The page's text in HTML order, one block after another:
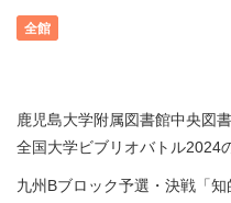
全館
鹿児島大学附属図書館中央図
全国大学ビブリオバトル2024
九州Bブロック予選・決戦「